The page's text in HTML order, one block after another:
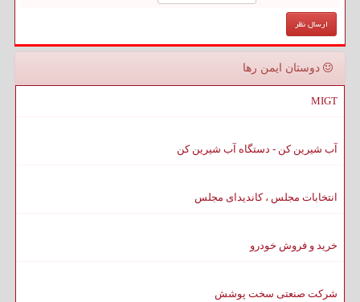
دوستان ایمن رها
MIGT
آب شیرین کن - دستگاه آب شیرین کن
انتخابات مجلس ، کاندیدای مجلس
خرید و فروش خودرو
شرکت صنعتی سخت پوشش